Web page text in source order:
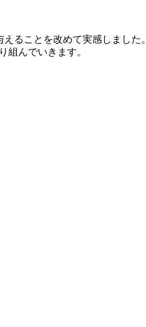
ることを改めて実感しました。
組んでいきます。